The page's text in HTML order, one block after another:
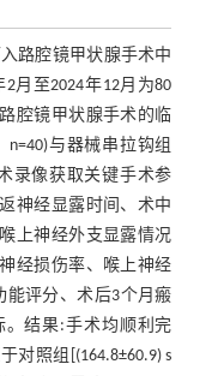
路腔镜甲状腺手术中
月至2024年12月为80
腔镜甲状腺手术的临
与器械串拉钩组
录像获取关键手术参
神经显露时间、术中
上神经外支显露情况
经损伤率、喉上神经
能评分、术后3个月瘢
结果:手术均顺利完
对照组[(164.8±60.9) s